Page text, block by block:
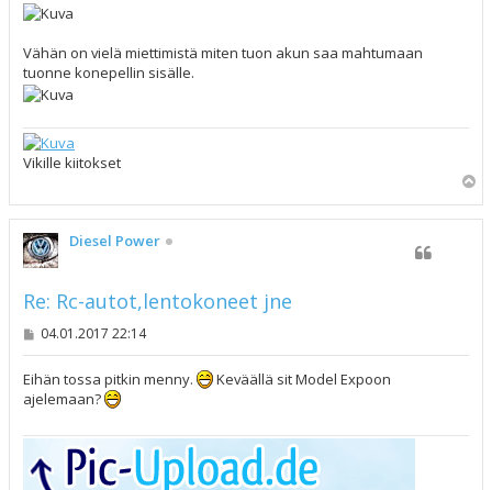
Vähän on vielä miettimistä miten tuon akun saa mahtumaan
tuonne konepellin sisälle.
Vikille kiitokset
ö
Diesel Power
Re: Rc-autot,lentokoneet jne
V
s
t
i
04.01.2017 22:14
Eihän tossa pitkin menny.
Keväällä sit Model Expoon
ajelemaan?